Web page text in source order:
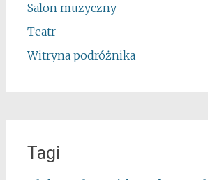
Salon muzyczny
Teatr
Witryna podróżnika
Tagi